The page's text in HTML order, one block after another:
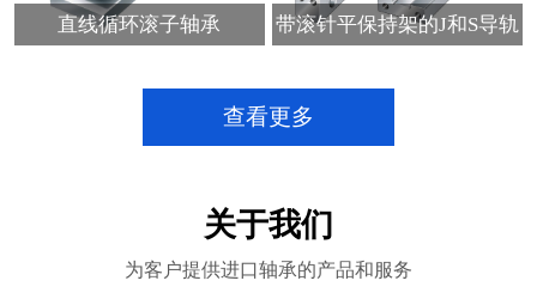
直线循环滚子轴承 带滚针平保持架的J和S导轨
查看更多
关于我们
为客户提供进口轴承的产品和服务